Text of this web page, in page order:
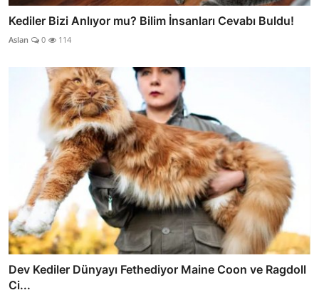
Kediler Bizi Anlıyor mu? Bilim İnsanları Cevabı Buldu!
Aslan 0 114
Dev Kediler Dünyayı Fethediyor Maine Coon ve Ragdoll
Ci...